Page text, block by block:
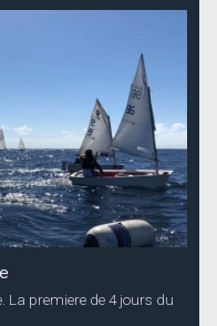
La premiere de 4 jours du